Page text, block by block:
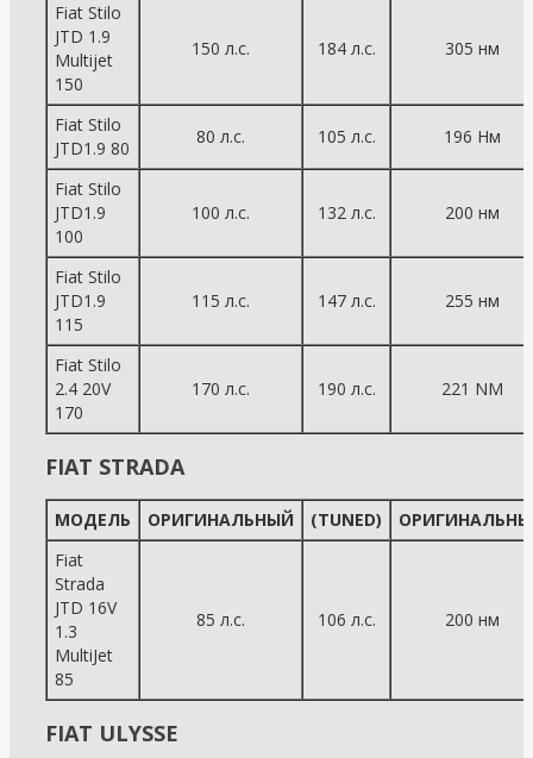
Fiat Stilo
JTD 1.9
Multijet
150
150 л.с. 184 л.с. 305 нм
Fiat Stilo
JTD1.9 80
80 л.с. 105 л.с. 196 Нм
Fiat Stilo
JTD1.9
100
100 л.с. 132 л.с. 200 нм
Fiat Stilo
JTD1.9
115
115 л.с. 147 л.с. 255 нм
Fiat Stilo
2.4 20V
170
170 л.с. 190 л.с. 221 NM
FIAT STRADA
МОДЕЛЬ ОРИГИНАЛЬНЫЙ (TUNED)
Fiat
Strada
JTD 16V
1.3
MultiJet
85
85 л.с. 106 л.с. 200 нм
FIAT ULYSSE